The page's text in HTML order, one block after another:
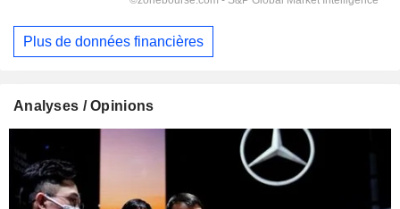
Plus de données financières
Analyses / Opinions